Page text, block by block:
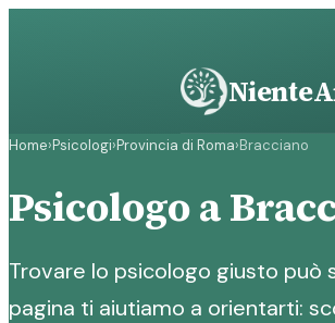
Home›Psicologi›Provincia di Roma›Bracciano
Psicologo a
Trovare lo psicologo giusto può
pagina ti aiutiamo a orientarti: